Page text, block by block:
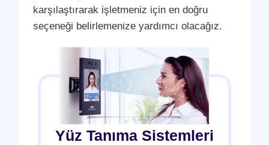
karşılaştırarak işletmeniz için en doğru
seçeneği belirlemenize yardımcı olacağız.
Yüz Tanıma Sistemleri